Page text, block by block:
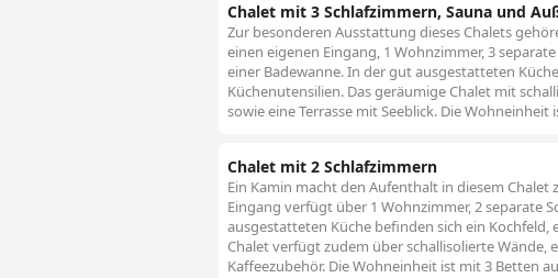
Chalet mit 3 Schlafzimmern, Sauna und
Zur besonderen Ausstattung dieses Chalets
einen eigenen Eingang, 1 Wohnzimmer, 3
einer Badewanne. In der gut ausgestatteten
Küchenutensilien. Das geräumige Chalet mit
sowie eine Terrasse mit Seeblick. Die
Chalet mit 2 Schlafzimmern
Ein Kamin macht den Aufenthalt in diesem
Eingang verfügt über 1 Wohnzimmer, 2 separate
ausgestatteten Küche befinden sich ein Kochfeld,
Chalet verfügt zudem über schallisolierte Wände,
Kaffeezubehör. Die Wohneinheit ist mit 3 Betten